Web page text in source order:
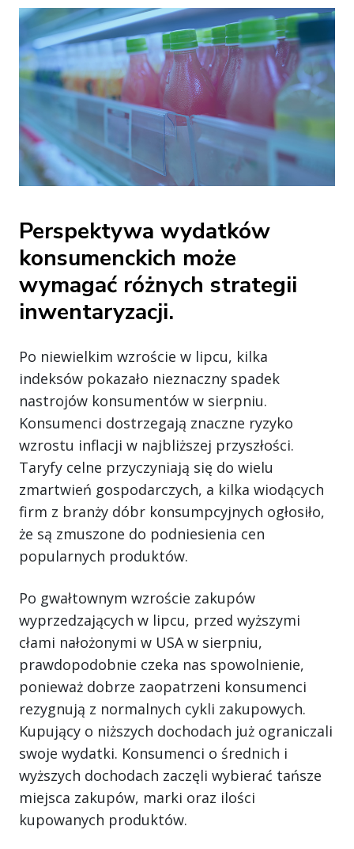
Perspektywa wydatków
konsumenckich może
wymagać różnych strategii
inwentaryzacji.
Po niewielkim wzroście w lipcu, kilka
indeksów pokazało nieznaczny spadek
nastrojów konsumentów w sierpniu.
Konsumenci dostrzegają znaczne ryzyko
wzrostu inflacji w najbliższej przyszłości.
Taryfy celne przyczyniają się do wielu
zmartwień gospodarczych, a kilka wiodących
firm z branży dóbr konsumpcyjnych ogłosiło,
że są zmuszone do podniesienia cen
popularnych produktów.
Po gwałtownym wzroście zakupów
wyprzedzających w lipcu, przed wyższymi
cłami nałożonymi w USA w sierpniu,
prawdopodobnie czeka nas spowolnienie,
ponieważ dobrze zaopatrzeni konsumenci
rezygnują z normalnych cykli zakupowych.
Kupujący o niższych dochodach już ograniczali
swoje wydatki. Konsumenci o średnich i
wyższych dochodach zaczęli wybierać tańsze
miejsca zakupów, marki oraz ilości
kupowanych produktów.